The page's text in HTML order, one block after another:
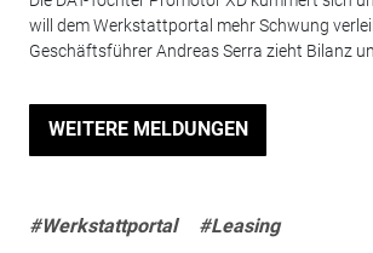
will dem Werkstattportal mehr Schwung
Geschäftsführer Andreas Serra zieht Bilanz
WEITERE MELDUNGEN
#Werkstattportal #Leasing